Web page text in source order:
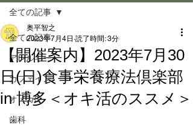
全ての記事
アレルギー
カフェイン
オメガ3
歯科
全ての記事
【開催案内】2023年7月30
日(日)食事栄養療法倶楽部
in 博多＜オキ活のススメ＞
奥平智之
2023年7月4日 読了時間: 3分